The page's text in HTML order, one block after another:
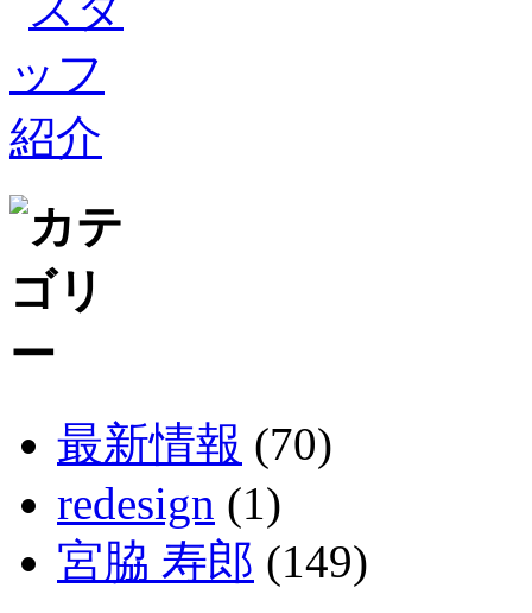
最新情報 (70)
redesign (1)
宮脇 寿郎 (149)